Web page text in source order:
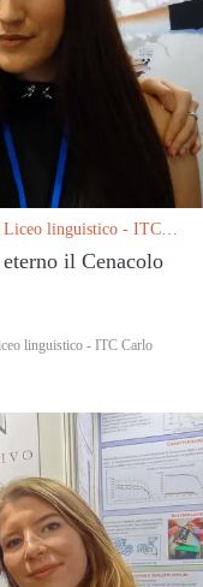
Liceo linguistico - ITC
il Cenacolo
linguistico - ITC Carlo